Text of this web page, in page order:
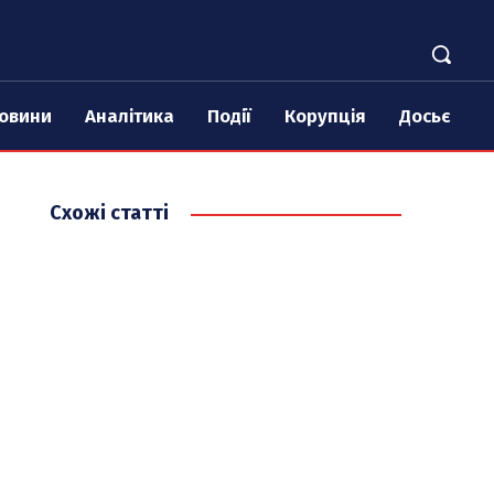
Аналітика Події Корупція Досьє
Схожі статті